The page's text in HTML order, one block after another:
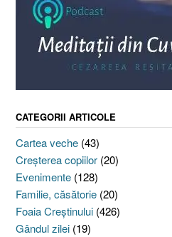
CATEGORII ARTICOLE
Cartea veche (43)
Creşterea copiilor (20)
Evenimente (128)
Familie, căsătorie (20)
Foaia Creştinului (426)
Gândul zilei (19)